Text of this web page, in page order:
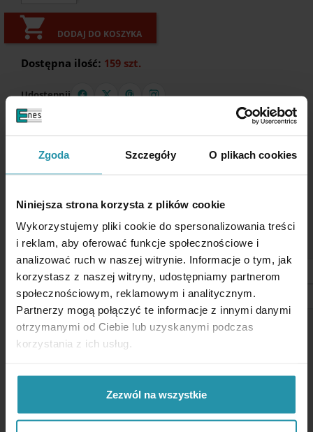
Zgoda Szczegóły O plikach cookies
Niniejsza strona korzysta z plików cookie
Wykorzystujemy pliki cookie do spersonalizowania treści
i reklam, aby oferować funkcje społecznościowe i
analizować ruch w naszej witrynie. Informacje o tym, jak
korzystasz z naszej witryny, udostępniamy partnerom
społecznościowym, reklamowym i analitycznym.
Partnerzy mogą połączyć te informacje z innymi danymi
otrzymanymi od Ciebie lub uzyskanymi podczas
korzystania z ich usług.
Zezwól na wszystkie
 DODAJ DO KOSZYKA
Dostępna ilość: 159 szt.
Udostępnij
ZADAJ PYTANIE O PRODUKT
PARAMETRY UŻYTKOWE
Waga 0,1 [g]
Klisza magnetyczna pokazuje granicę biegunów magnetycznych.
magnetycznych widocznych przy użyciu kliszy magnetycznej.